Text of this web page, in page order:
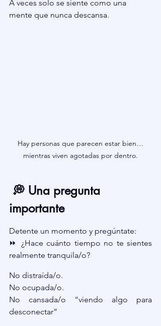
A veces solo se siente como una
mente que nunca descansa.
Hay personas que parecen estar bien…
mientras viven agotadas por dentro.
importante
Detente un momento y pregúntate:
⏩ ¿Hace cuánto tiempo no te sientes
realmente tranquila/o?
No distraída/o.
No ocupada/o.
No cansada/o “viendo algo para
desconectar”